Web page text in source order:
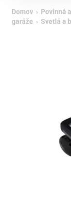
Domov › Povinná
garáže › Svetlá a